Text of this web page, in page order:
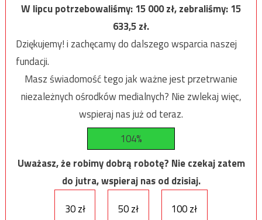
W lipcu potrzebowaliśmy:15 000zł, zebraliśmy:15
633,5zł.
Dziękujemy! i zachęcamy do dalszego wsparcia naszej
fundacji.
Masz świadomość tego jak ważne jest przetrwanie
niezależnych ośrodków medialnych? Nie zwlekaj więc,
wspieraj nas już od teraz.
104%
Uważasz, że robimy dobrą robotę? Nie czekaj zatem
do jutra, wspieraj nas od dzisiaj.
30 zł
50 zł 100 zł